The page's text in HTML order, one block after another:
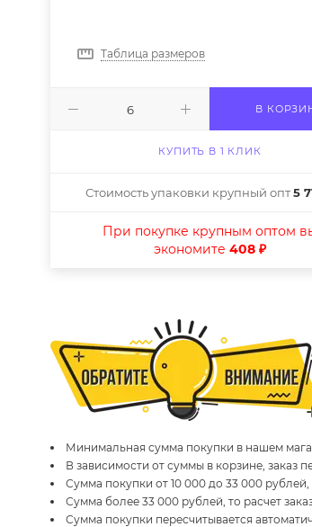
Таблица размеров
В
КУПИТЬ В 1 КЛИК
Стоимость упаковки крупный опт5
При покупке крупным оптом
экономите 408 ₽
Минимальная сумма покупки в нашем
В зависимости от суммы в корзине, заказ
Сумма покупки от 10 000 до 33 000 рублей,
Сумма более 33 000 рублей, то расчет
Сумма покупки пересчитывается